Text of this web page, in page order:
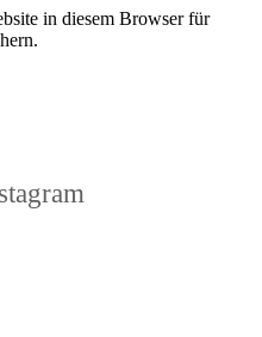
in diesem Browser für